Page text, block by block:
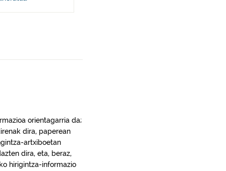
orientagarria da;
dira, paperean
artxiboetan
dira, eta, beraz,
hirigintza-informazio